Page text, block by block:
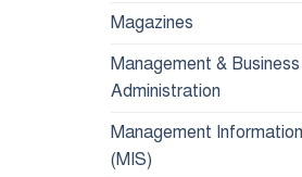
Magazines
Management & Business
Administration
Management
(MIS)